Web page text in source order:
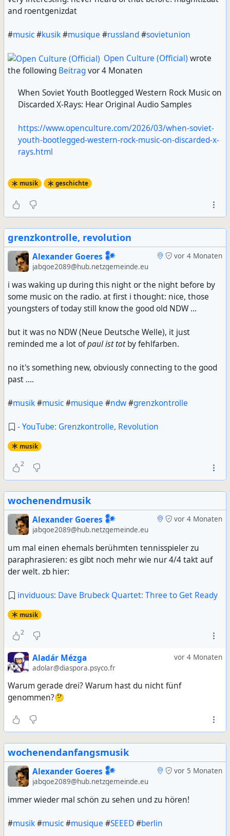
and roent­g­e­niz­dat
#music#kusik#musique #russland#sovietunion
Open Culture (Official) wrote
the following Beitragvor 4 Monaten
When Soviet Youth Bootlegged Western Rock Music on
Discarded X‑Rays: Hear Original Audio Samples
https://www.openculture.com/2026/03/when-soviet-
youth-bootlegged-western-rock-music-on-discarded-x-
rays.html
musik geschichte
grenzkontrolle, revolution
vor 4 Monaten
Alexander Goeres 𒀯
jabgoe2089@hub.netzgemeinde.eu
i was waking up during this night or the night before by
some music on the radio. at first i thought: nice, those
youngsters of today still know the good old NDW ...
but it was no NDW (Neue Deutsche Welle), it just
reminded me a lot ofpaul ist totby fehlfarben.
no it's something new, obviously connecting to the good
past ....
#musik#music#musique #ndw#grenzkontrolle
- YouTube: Grenzkontrolle, Revolution
musik
2
wochenendmusik
vor 4 Monaten
Alexander Goeres 𒀯
jabgoe2089@hub.netzgemeinde.eu
um mal einen ehemals berühmten tennisspieler zu
paraphrasieren: es gibt noch mehr wie nur 4/4 takt auf
der welt. zb hier:
inviduous: Dave Brubeck Quartet: Three to Get Ready
musik
2
vor 4 Monaten
Aladár Mézga
adolar@diaspora.psyco.fr
Warum gerade drei? Warum hast du nicht fünf
genommen?🤔
wochenendanfangsmusik
vor 5 Monaten
Alexander Goeres 𒀯
jabgoe2089@hub.netzgemeinde.eu
immer wieder mal schön zu sehen und zu hören!
#musik#music#musique #SEEED#berlin